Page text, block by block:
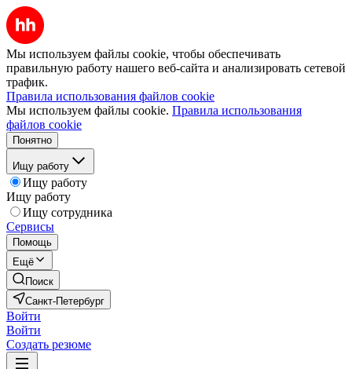
Мы используем файлы cookie, чтобы обеспечивать
правильную работу нашего веб-сайта и анализировать сетевой
трафик.
Правила использования файлов cookie
Мы используем файлы cookie. Правила использования
файлов cookie
Понятно
Ищу работу
Ищу работу
Ищу работу
Ищу сотрудника
Сервисы
Помощь
Ещё
Поиск
Санкт-Петербург
Войти
Войти
Создать резюме